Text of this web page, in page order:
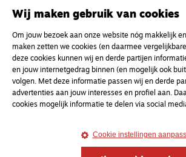
MagazineOnderweg
Kvk-nummer 33277063
NL46 INGB 0117 5827 86
info@onderwegonline.nl
Wij maken gebruik van cookies
Om jouw bezoek aan onze website nóg makkelijk
maken zetten we cookies (en daarmee
deze cookies kunnen wij en derde partijen
en jouw internetgedrag binnen (en mogelijk ook
volgen. Met deze informatie passen wij en derde
advertenties aan jouw interesses en profiel aan.
cookies mogelijk informatie te delen via social
Cookie instellingen